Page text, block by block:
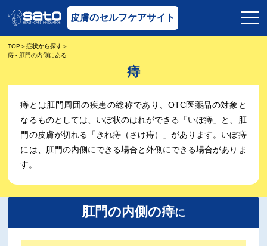
皮膚のセルフケアサイト
TOP
症状から探す
痔 - 肛門の内側にある
痔
痔とは肛門周囲の疾患の総称であり、OTC医薬品の対象と
なるものとしては、いぼ状のはれができる「いぼ痔」と、肛
門の皮膚が切れる「きれ痔（さけ痔）」があります。いぼ痔
には、肛門の内側にできる場合と外側にできる場合がありま
す。
肛門の内側の痔に